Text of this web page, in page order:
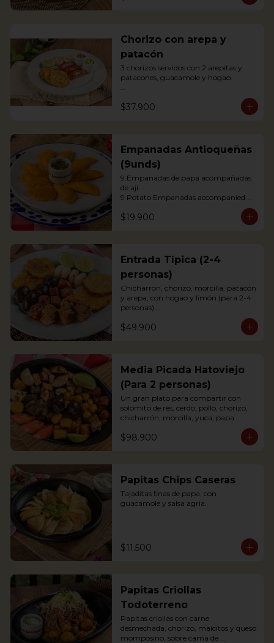
crunchiness, accompanied by creole
potatoes, onion and agras reduction.
Chorizo con arepa y
patacón
3 chorizos servidos con 2 arepitas y
patacones, guacamole y hogao.
Antioquian Sausage with arepa and
green plantains.
$37.900
Empanadas Antioqueñas
(9unds)
9 Empanadas de papa acompañadas
de ají.
9 Potato Empanadas accompanied
$19.900
Entrada Típica (2-4
personas)
Chicharrón, chorizo, morcilla, patacón
y arepa, con hogao y limón (para 2-4
personas).
*Arepa de mote: no hay disponibilidad
Portions of pork crackling, sausage,
$49.900
Media Picada Hatoviejo
(Para 2 personas)
Un gran plato para compartir con
solomito de res, cerdo, pollo, chorizo,
chicharrón, morcilla, yuca, papa
Acompañada de salsa de tomate, salsa
$98.900
Papitas Chips Caseras
Tajaditas finas de papa, con
guacamole y salsa agria.
$11.500
Papitas Criollas
Todoterreno
Papitas criollas con carne
desmechada, chorizo, maicitos y queso
momposino, sobre cama de